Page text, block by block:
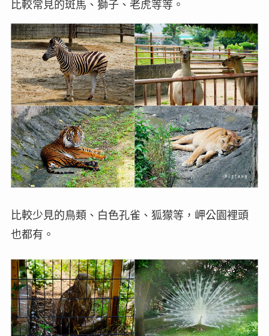
比較常見的斑馬、獅子、老虎等等。
比較少見的鳥類、白色孔雀、狐獴等，岬公園裡頭
也都有。